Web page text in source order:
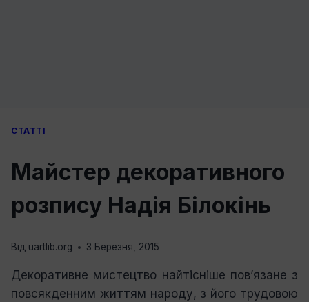
СТАТТI
Майстер декоративного
розпису Надія Білокінь
Від uartlib.org 3 Березня, 2015
Декоративне мистецтво найтісніше пов’язане з
повсякденним життям народу, з його трудовою